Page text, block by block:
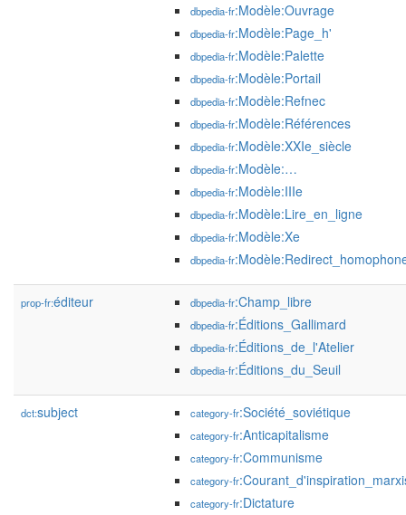
dbpedia-fr:Modèle:Ouvrage
dbpedia-fr:Modèle:Page_h'
dbpedia-fr:Modèle:Palette
dbpedia-fr:Modèle:Portail
dbpedia-fr:Modèle:Refnec
dbpedia-fr:Modèle:Références
dbpedia-fr:Modèle:XXIe_siècle
dbpedia-fr:Modèle:…
dbpedia-fr:Modèle:IIIe
dbpedia-fr:Modèle:Lire_en_ligne
dbpedia-fr:Modèle:Xe
dbpedia-fr
prop-fr:éditeur dbpedia-fr:Champ_libre
dbpedia-fr:Éditions_Gallimard
dbpedia-fr:Éditions_de_l'Atelier
dbpedia-fr:Éditions_du_Seuil
dct:subject category-fr:Société_soviétique
category-fr:Anticapitalisme
category-fr:Communisme
category-fr
category-fr:Dictature